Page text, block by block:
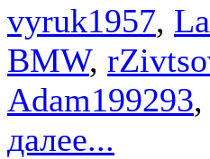
vyruk1957,
BMW,
Adam199293,
далее...